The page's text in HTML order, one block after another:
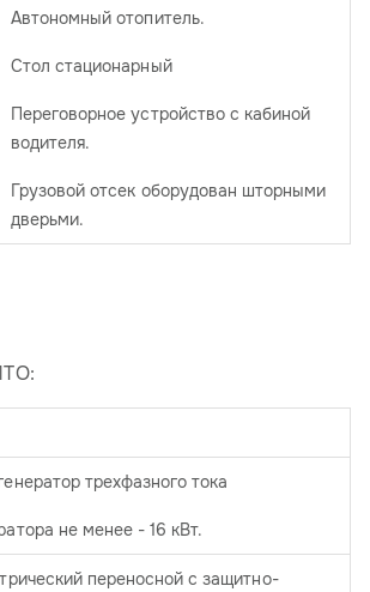
Автономный отопитель.
Стол стационарный
Переговорное устройство с кабиной
водителя.
Грузовой отсек оборудован шторными
дверьми.
трехфазного тока
не менее - 16 кВт.
переносной с защитно-